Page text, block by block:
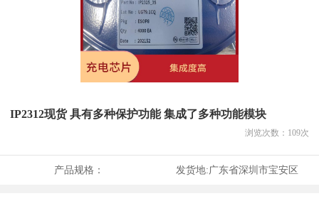
IP2312现货 具有多种保护功能 集成了多种功能模块
浏览次数： 109次
产品规格： 发货地:广东省深圳市宝安区